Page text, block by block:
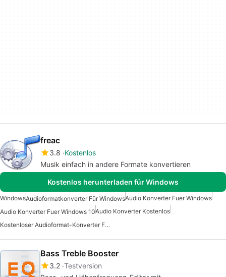
freac
3.8 Kostenlos
Musik einfach in andere Formate konvertieren
Kostenlos herunterladen für Windows
WindowsAudioformatkonverter Für WindowsAudio Konverter Fuer Windows
Audio Konverter Fuer Windows 10Audio Konverter Kostenlos
Kostenloser Audioformat-Konverter Für Windows
Bass Treble Booster
3.2 Testversion